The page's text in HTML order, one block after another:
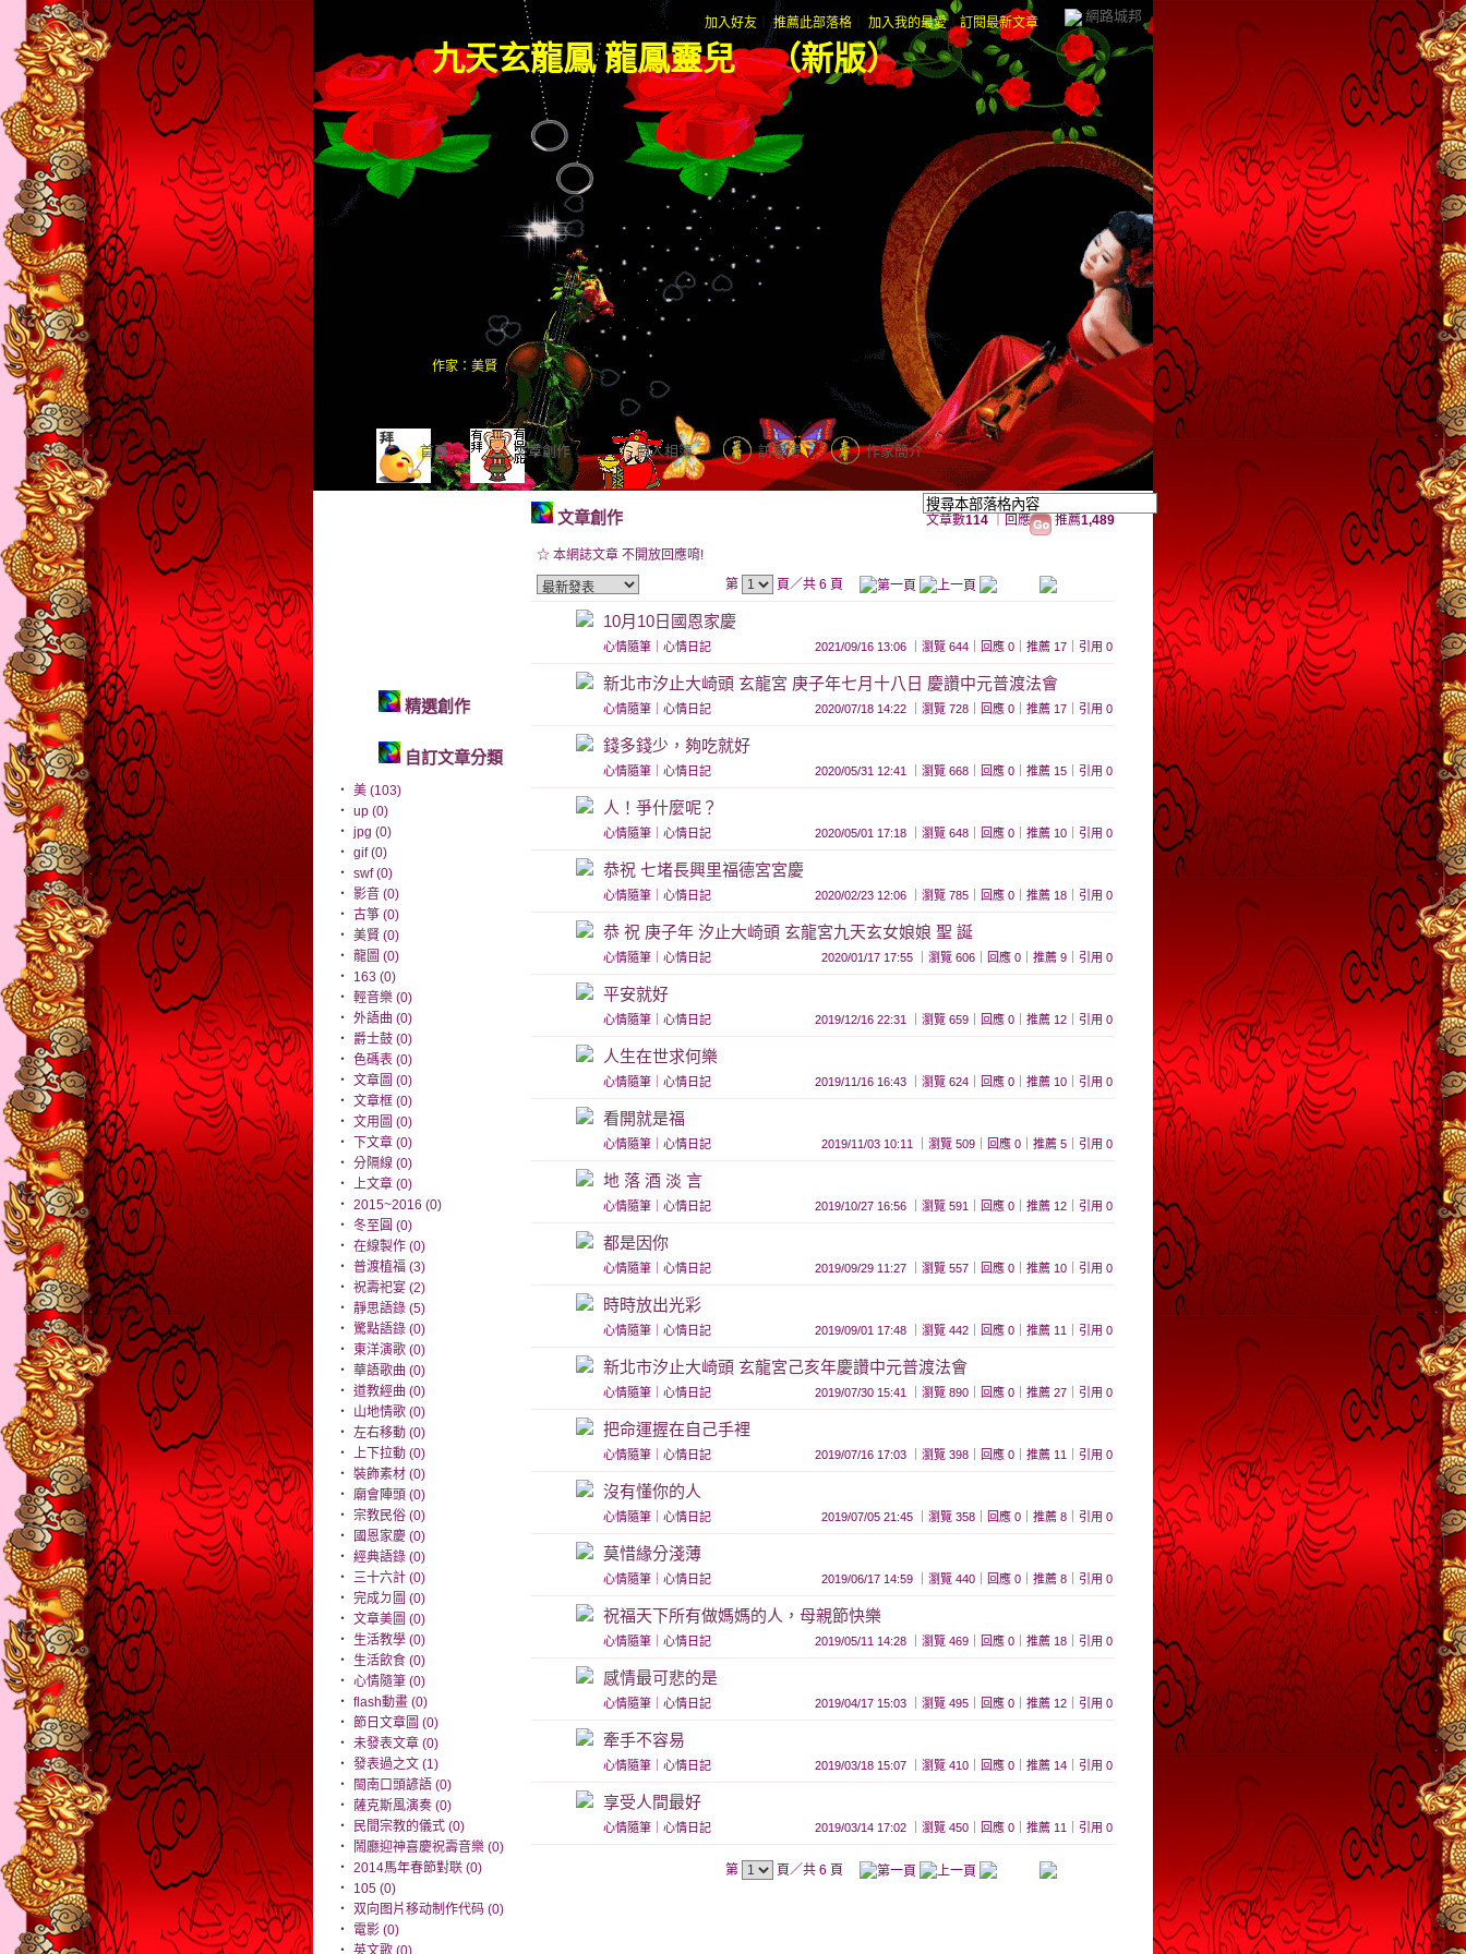
網路城邦
九天玄龍鳳 龍鳳靈兒（新版）
首頁 文章創作 個人相簿 訪客簿 作家簡介
加入好友 ｜推薦此部落格 加入我的最愛｜訂閱最新文章
作家：美賢
精選創作
自訂文章分類
‧ 美 (103)
‧ up (0)
‧ jpg (0)
‧ gif (0)
‧ swf (0)
‧ 影音 (0)
‧ 古箏 (0)
‧ 美賢 (0)
‧ 龍圖 (0)
‧
163 (0)
‧ 輕音樂 (0)
‧ 外語曲 (0)
‧
爵士鼓 (0)
‧ 色碼表 (0)
‧ 文章圖 (0)
‧ 文章框 (0)
‧ 文用圖 (0)
‧
下文章 (0)
‧ 分隔線 (0)
‧ 上文章 (0)
‧ 2015~2016 (0)
‧ 冬至圓 (0)
‧ 在線製作 (0)
‧ 普渡植福 (3)
‧ 祝壽祀宴 (2)
‧ 靜思語錄 (5)
‧ 驚點語錄 (0)
‧
東洋演歌 (0)
‧ 華語歌曲 (0)
‧ 道教經曲 (0)
‧
山地情歌 (0)
‧ 左右移動 (0)
‧ 上下拉動 (0)
‧ 裝飾素材 (0)
‧ 廟會陣頭 (0)
‧ 宗教民俗 (0)
‧
國恩家慶 (0)
‧ 經典語錄 (0)
‧ 三十六計 (0)
‧ 完成ㄉ圖 (0)
‧ 文章美圖 (0)
‧
生活教學 (0)
‧
生活飲食 (0)
‧ 心情隨筆 (0)
‧ flash動畫 (0)
‧ 節日文章圖 (0)
‧ 未發表文章 (0)
‧ 發表過之文 (1)
‧
閩南口頭諺語 (0)
‧
薩克斯風演奏 (0)
‧
民間宗教的儀式 (0)
‧
鬧廳迎神喜慶祝壽音樂 (0)
‧ 2014馬年春節對联 (0)
‧
105 (0)
‧
双向图片移动制作代码 (0)
‧
電影 (0)
‧ 英文歌 (0)
文章創作 文章數114 ｜回應0｜推薦1,489
☆ 本網誌文章 不開放回應唷!
第
頁／共 6 頁
10月10日國恩家慶
心情隨筆 心情日記 2021/09/16 13:06 ｜瀏覽 644｜回應 0｜推薦 17｜引用 0
新北市汐止大崎頭 玄龍宮 庚子年七月十八日 慶讚中元普渡法會
心情隨筆 心情日記 2020/07/18 14:22 ｜瀏覽 728｜回應 0｜推薦 17｜引用 0
錢多錢少，夠吃就好
心情隨筆 心情日記 2020/05/31 12:41 ｜瀏覽 668｜回應 0｜推薦 15｜引用 0
人！爭什麼呢？
心情隨筆 心情日記 2020/05/01 17:18 ｜瀏覽 648｜回應 0｜推薦 10｜引用 0
恭祝 七堵長興里福德宮宮慶
心情隨筆 心情日記 2020/02/23 12:06 ｜瀏覽 785｜回應 0｜推薦 18｜引用 0
恭 祝 庚子年 汐止大崎頭 玄龍宮九天玄女娘娘 聖 誕
心情隨筆 心情日記 2020/01/17 17:55 ｜瀏覽 606｜回應 0｜推薦 9｜引用 0
平安就好
心情隨筆 心情日記 2019/12/16 22:31 ｜瀏覽 659｜回應 0｜推薦 12｜引用 0
人生在世求何樂
心情隨筆 心情日記 2019/11/16 16:43 ｜瀏覽 624｜回應 0｜推薦 10｜引用 0
看開就是福
心情隨筆 心情日記 2019/11/03 10:11 ｜瀏覽 509｜回應 0｜推薦 5｜引用 0
地 落 酒 淡 言
心情隨筆 心情日記 2019/10/27 16:56 ｜瀏覽 591｜回應 0｜推薦 12｜引用 0
都是因你
心情隨筆 心情日記 2019/09/29 11:27 ｜瀏覽 557｜回應 0｜推薦 10｜引用 0
時時放出光彩
心情隨筆 心情日記 2019/09/01 17:48 ｜瀏覽 442｜回應 0｜推薦 11｜引用 0
新北市汐止大崎頭 玄龍宮己亥年慶讚中元普渡法會
心情隨筆 心情日記 2019/07/30 15:41 ｜瀏覽 890｜回應 0｜推薦 27｜引用 0
把命運握在自己手裡
心情隨筆 心情日記 2019/07/16 17:03 ｜瀏覽 398｜回應 0｜推薦 11｜引用 0
沒有懂你的人
心情隨筆 心情日記 2019/07/05 21:45 ｜瀏覽 358｜回應 0｜推薦 8｜引用 0
莫惜緣分淺薄
心情隨筆 心情日記 2019/06/17 14:59 ｜瀏覽 440｜回應 0｜推薦 8｜引用 0
祝福天下所有做媽媽的人，母親節快樂
心情隨筆 心情日記 2019/05/11 14:28 ｜瀏覽 469｜回應 0｜推薦 18｜引用 0
感情最可悲的是
心情隨筆 心情日記 2019/04/17 15:03 ｜瀏覽 495｜回應 0｜推薦 12｜引用 0
牽手不容易
心情隨筆 心情日記 2019/03/18 15:07 ｜瀏覽 410｜回應 0｜推薦 14｜引用 0
享受人間最好
心情隨筆 心情日記 2019/03/14 17:02 ｜瀏覽 450｜回應 0｜推薦 11｜引用 0
第 頁／共 6 頁